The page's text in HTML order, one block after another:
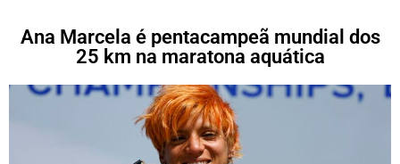
Ana Marcela é pentacampeã mundial dos
25 km na maratona aquática